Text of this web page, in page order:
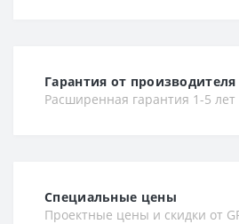
Гарантия от производителя
Расширенная гарантия 1-5 лет
Специальные цены
Проектные цены и скидки от